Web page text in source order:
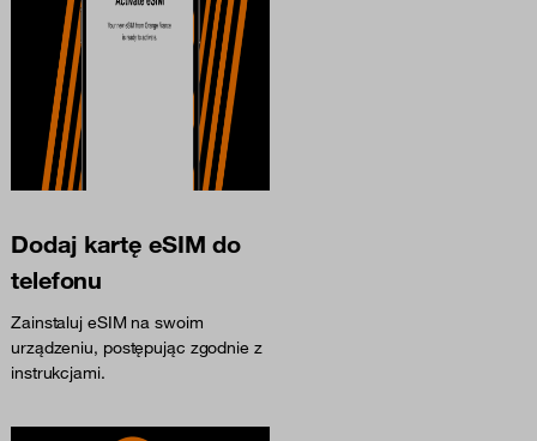
Dodaj kartę eSIM do
telefonu
Zainstaluj eSIM na swoim
urządzeniu, postępując zgodnie z
instrukcjami.